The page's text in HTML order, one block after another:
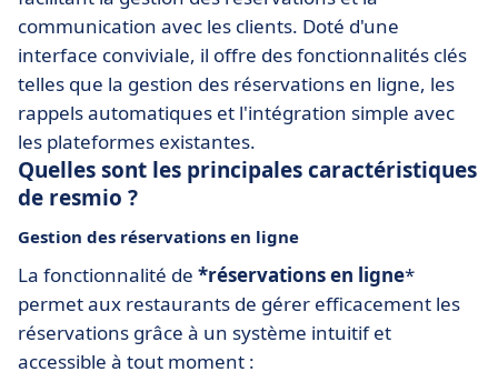
communication avec les clients. Doté d'une
interface conviviale, il offre des fonctionnalités clés
telles que la gestion des réservations en ligne, les
rappels automatiques et l'intégration simple avec
les plateformes existantes.
Quelles sont les principales caractéristiques
de resmio ?
Gestion des réservations en ligne
La fonctionnalité de *réservations en ligne*
permet aux restaurants de gérer efficacement les
réservations grâce à un système intuitif et
accessible à tout moment :